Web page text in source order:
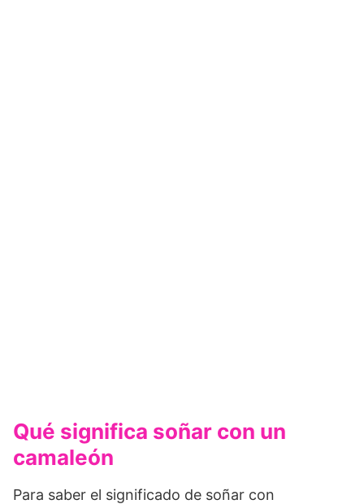
Qué significa soñar con un
camaleón
Para saber el significado de soñar con